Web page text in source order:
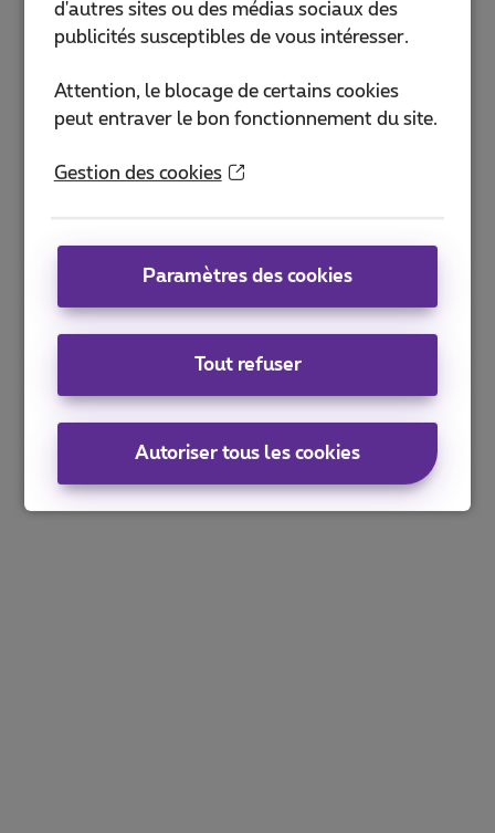
d'autres sites ou des médias sociaux des
publicités susceptibles de vous intéresser.
Attention, le blocage de certains cookies
peut entraver le bon fonctionnement du site.
Gestion des cookies
Paramètres des cookies
Tout refuser
Autoriser tous les cookies